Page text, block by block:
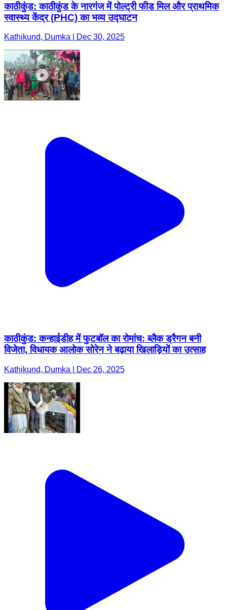
काठीकुंड: काठीकुंड के नारगंज में पोल्ट्री फीड मिल और प्राथमिक
स्वास्थ्य केंद्र (PHC) का भव्य उद्घाटन
Kathikund, Dumka | Dec 30, 2025
काठीकुंड: कन्हाईडीह में फुटबॉल का रोमांच: ब्लैक ड्रैगन बनी
विजेता, विधायक आलोक सोरेन ने बढ़ाया खिलाड़ियों का उत्साह
Kathikund, Dumka | Dec 26, 2025